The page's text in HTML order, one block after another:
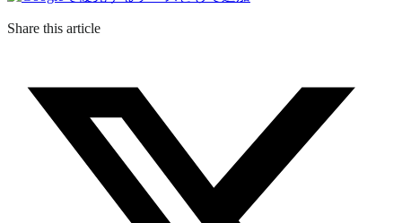
Share this article